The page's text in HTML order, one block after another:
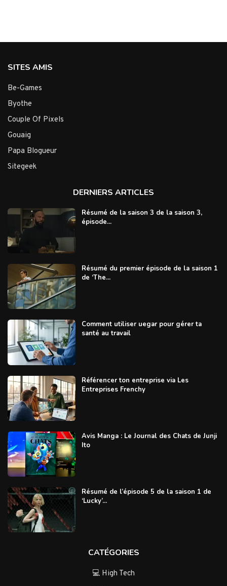
SITES AMIS
Be-Games
Byothe
Couple Of Pixels
Gouaig
Papa Blogueur
Sitegeek
DERNIERS ARTICLES
Résumé de la saison 3 de la saison 3,
épisode...
Résumé du premier épisode de la saison 1
de ‘The...
Comment utiliser uegar pour gérer ta
santé au travail
Référencer ton entreprise via Les
Entreprises Frenchy
Avis Manga : Le Journal des Chats de Junji
Ito
Résumé de l’épisode 5 de la saison 1 de
‘Lucky’...
CATÉGORIES
💻 High Tech